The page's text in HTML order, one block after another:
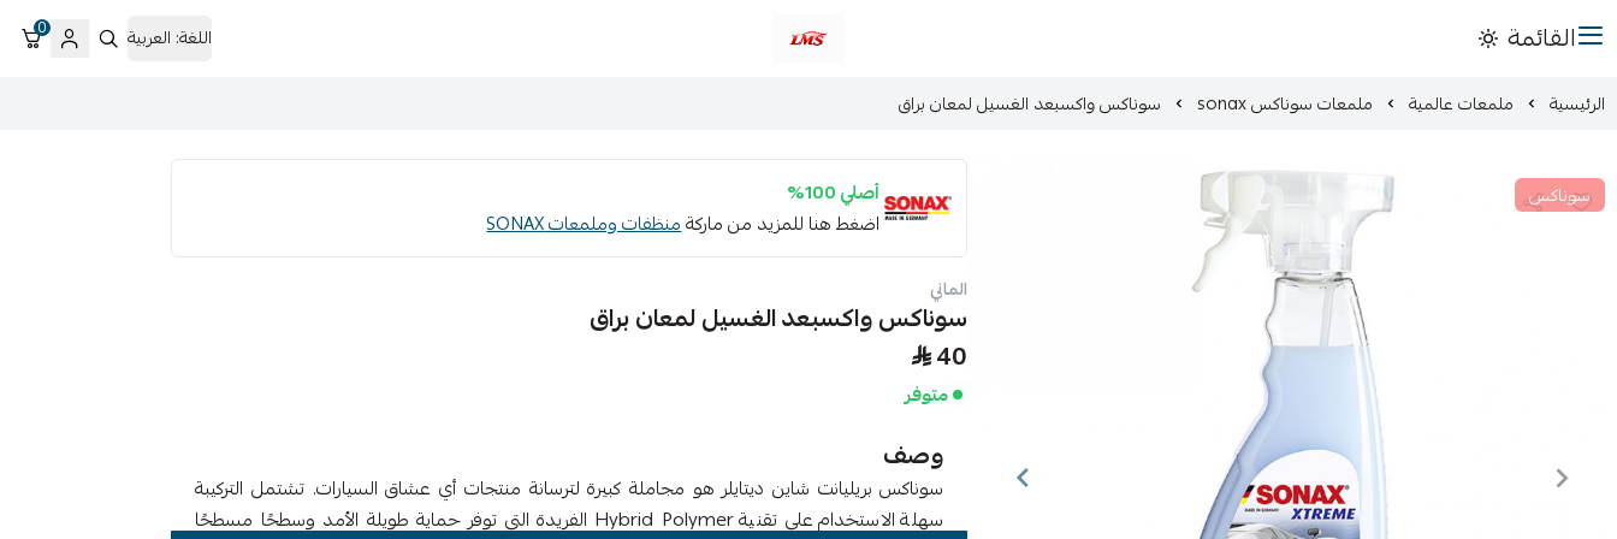
القائمة متجر لمسات الشرقية لزينة سيارات LMS اللغة: العربية 0
الرئيسية ملمعات عالمية ملمعات سوناكس sonax سوناكس واكسبعد الغسيل لمعان براق
سوناكس
أصلي 100%
اضغط هنا للمزيد من ماركةمنظفات وملمعات SONAX
الماني
سوناكس واكسبعد الغسيل لمعان براق
40
متوفر
وصف
سوناكس بريليانت شاين ديتايلر هو مجاملة كبيرة لترسانة منتجات أي عشاق السيارات. تشتمل التركيبة
سهلة الاستخدام على تقنية Hybrid Polymer الفريدة التي توفر حماية طويلة الأمد وسطحًا مسطحًا